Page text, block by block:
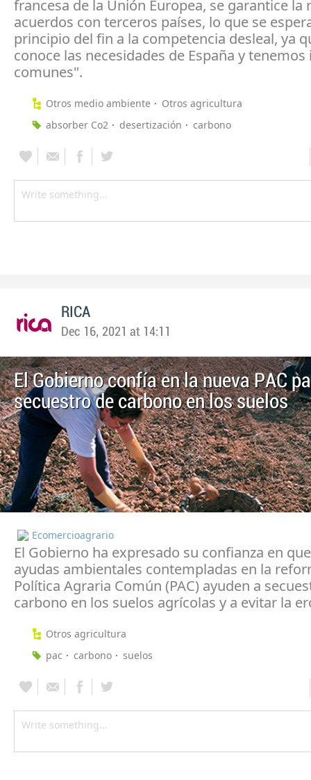
francesa de la Unión Europea, se garantice la
acuerdos con terceros países, lo que se
principio del fin a la competencia desleal, ya
conoce las necesidades de España y
comunes".
Otros medio ambiente
Otros agricultura
absorber Co2
desertización carbono
RICA
Dec 16, 2021 at 14:11
El Gobierno confía en la nueva PAC
secuestro de carbono en los suelos
Ecomercioagrario
El Gobierno ha expresado su confianza en
ayudas ambientales contempladas en la
Política Agraria Común (PAC) ayuden a
carbono en los suelos agrícolas y a evitar la
Otros agricultura
pac
carbono suelos